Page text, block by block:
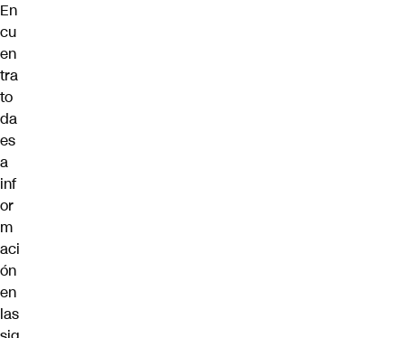
En
cu
en
tra
to
da
es
a
inf
or
m
aci
ón
en
las